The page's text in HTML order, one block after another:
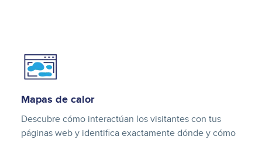
Image
Mapas de calor
Descubre cómo interactúan los visitantes con tus
páginas web y identifica exactamente dónde y cómo